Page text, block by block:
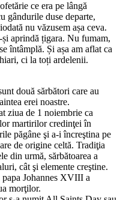
ce era pe lângă
gândurile duse departe,
nu văzusem așa ceva.
aprindă țigara. Nu fumam,
întâmplă. Și așa am aflat ca
ci la toți ardelenii.
două sărbători care au
erei noastre.
ziua de 1 noiembrie ca
martirilor credinţei în
păgâne şi a-i încreştina pe
de origine celtă. Tradiţia
din urmă, sărbătoarea a
cât şi elemente creştine.
Johannes XVIII a
morţilor.